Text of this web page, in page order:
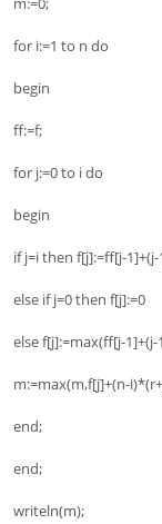
for i:=1 to n do
begin
ff:=f;
for j:=0 to i do
begin
if j=i then f[j]:=ff[j-
else if j=0 then f[j]:=0
else f[j]:=max(ff[j-
m:=max(m,f[j]+(n-
end;
end;
writeln(m);